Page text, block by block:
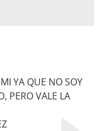
YA QUE NO SOY
PERO VALE LA